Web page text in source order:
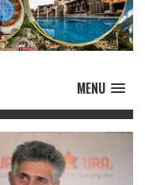
MENU